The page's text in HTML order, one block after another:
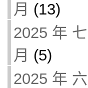
月 (13)
2025 年 七
月 (5)
2025 年 六